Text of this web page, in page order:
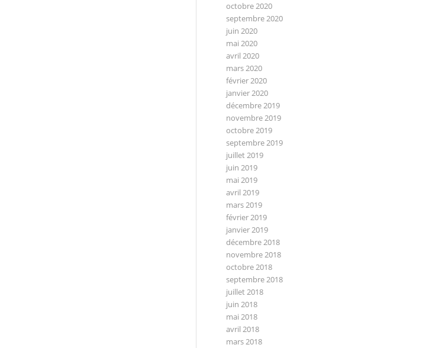
octobre 2020
septembre 2020
juin 2020
mai 2020
avril 2020
mars 2020
février 2020
janvier 2020
décembre 2019
novembre 2019
octobre 2019
septembre 2019
juillet 2019
juin 2019
mai 2019
avril 2019
mars 2019
février 2019
janvier 2019
décembre 2018
novembre 2018
octobre 2018
septembre 2018
juillet 2018
juin 2018
mai 2018
avril 2018
mars 2018